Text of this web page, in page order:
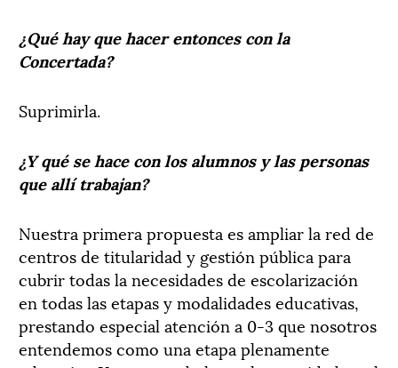
¿Qué hay que hacer entonces con la
Concertada?
Suprimirla.
¿Y qué se hace con los alumnos y las personas
que allí trabajan?
Nuestra primera propuesta es ampliar la red de
centros de titularidad y gestión pública para
cubrir todas la necesidades de escolarización
en todas las etapas y modalidades educativas,
prestando especial atención a 0-3 que nosotros
entendemos como una etapa plenamente